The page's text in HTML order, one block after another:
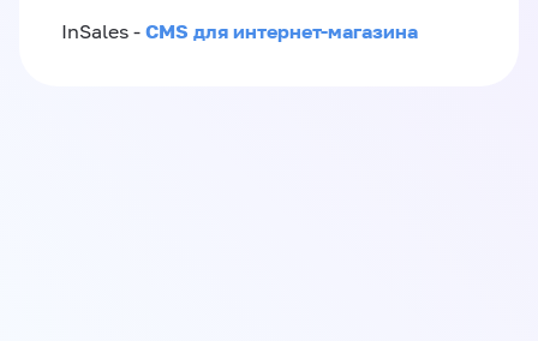
InSales - CMS для интернет-магазина